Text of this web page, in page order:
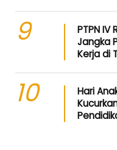
9
PTPN IV
Jangka
Kerja di
10
Hari